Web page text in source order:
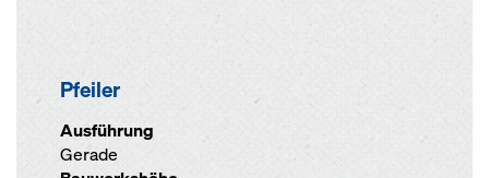
Pfeiler
Ausführung
Gerade